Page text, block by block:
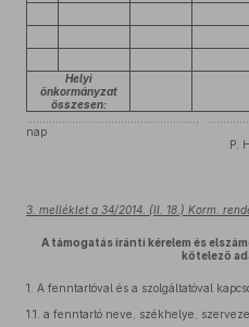
Helyi
önkormányzat
összesen:
....................................................,
nap
P. H.
3. melléklet a 34/2014. (II. 18.) Korm.
A támogatás iránti kérelem és
kötelező
1. A fenntartóval és a szolgáltatóval
1.1. a fenntartó neve, székhelye,